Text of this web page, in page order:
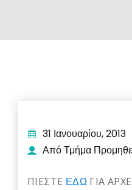
31 Ιανουαρίου, 2013
Από Τμήμα
ΠΙΕΣΤΕ ΕΔΩ ΓΙΑ